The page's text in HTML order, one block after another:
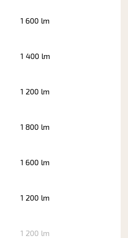
1 600 lm
1 400 lm
1 200 lm
1 800 lm
1 600 lm
1 200 lm
1 200 lm